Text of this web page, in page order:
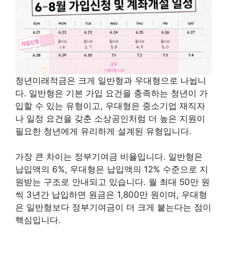
청년미래적금은 크게 일반형과 우대형으로 나뉩니
다. 일반형은 기본 가입 요건을 충족하는 청년이 가
입할 수 있는 유형이고, 우대형은 중소기업 재직자
나 일정 요건을 갖춘 소상공인처럼 더 높은 지원이
필요한 청년에게 유리하게 설계된 유형입니다.
가장 큰 차이는 정부기여금 비율입니다. 일반형은
납입액의 6%, 우대형은 납입액의 12% 수준으로 지
원받는 구조로 안내되고 있습니다. 월 최대 50만 원
씩 3년간 납입하면 원금은 1,800만 원이며, 우대형
은 일반형보다 정부기여금이 더 크게 붙는다는 점이
핵심입니다.